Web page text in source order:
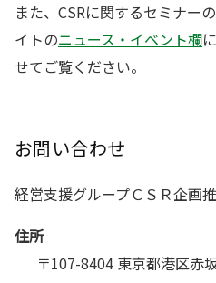
また、CSRに関するセミナー
イトのニュース・イベント欄
せてご覧ください。
お問い合わせ
経営支援グループＣＳＲ企画
住所
〒107-8404 東京都港区赤